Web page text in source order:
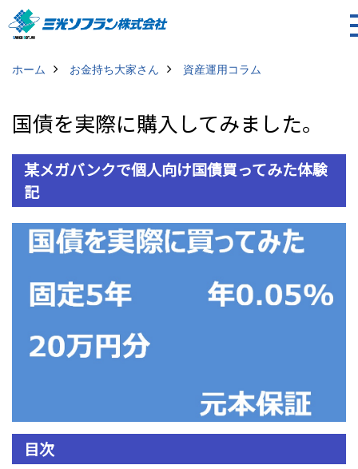
ホーム お金持ち大家さん 資産運用コラム
国債を実際に購入してみました。
某メガバンクで個人向け国債買ってみた体験
記
目次